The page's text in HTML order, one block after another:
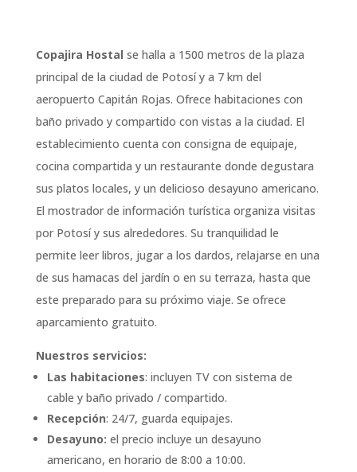
Copajira Hostal se halla a 1500 metros de la plaza
principal de la ciudad de Potosí y a 7 km del
aeropuerto Capitán Rojas. Ofrece habitaciones con
baño privado y compartido con vistas a la ciudad. El
establecimiento cuenta con consigna de equipaje,
cocina compartida y un restaurante donde degustara
sus platos locales, y un delicioso desayuno americano.
El mostrador de información turística organiza visitas
por Potosí y sus alrededores. Su tranquilidad le
permite leer libros, jugar a los dardos, relajarse en una
de sus hamacas del jardín o en su terraza, hasta que
este preparado para su próximo viaje. Se ofrece
aparcamiento gratuito.
Nuestros servicios:
Las habitaciones: incluyen TV con sistema de
cable y baño privado / compartido.
Recepción: 24/7, guarda equipajes.
Desayuno: el precio incluye un desayuno
americano, en horario de 8:00 a 10:00.